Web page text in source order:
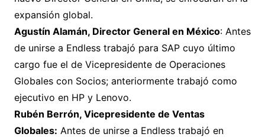
expansión global.
Agustín Alamán, Director General en México: Antes
de unirse a Endless trabajó para SAP cuyo último
cargo fue el de Vicepresidente de Operaciones
Globales con Socios; anteriormente trabajó como
ejecutivo en HP y Lenovo.
Rubén Berrón, Vicepresidente de Ventas
Globales: Antes de unirse a Endless trabajó en